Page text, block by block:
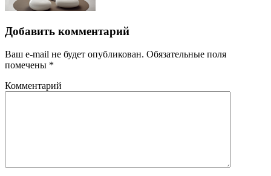
Добавить комментарий
Ваш e-mail не будет опубликован. Обязательные поля
помечены *
Комментарий